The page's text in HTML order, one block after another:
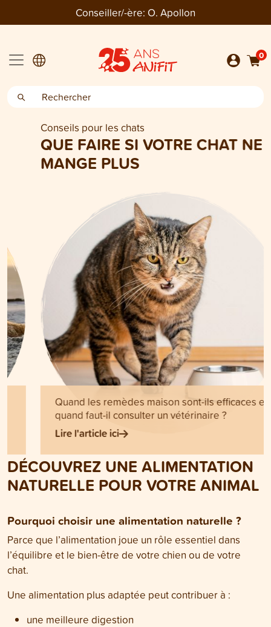
Conseiller/-ère: O. Apollon
0
Conseils pour les chats
QUE FAIRE SI VOTRE CHAT NE
MANGE PLUS
Quand les remèdes maison sont-ils efficaces et
quand faut-il consulter un vétérinaire ?
Lire l'article ici
DÉCOUVREZ UNE ALIMENTATION
NATURELLE POUR VOTRE ANIMAL
Pourquoi choisir une alimentation naturelle ?
Parce que l’alimentation joue un rôle essentiel dans
l’équilibre et le bien-être de votre chien ou de votre
chat.
Une alimentation plus adaptée peut contribuer à :
une meilleure digestion